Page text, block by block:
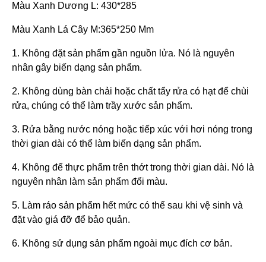
Màu Xanh Dương L: 430*285
Màu Xanh Lá Cây M:365*250 Mm
1. Không đặt sản phẩm gần nguồn lửa. Nó là nguyên
nhân gây biến dạng sản phẩm.
2. Không dùng bàn chải hoặc chất tẩy rửa có hạt để chùi
rửa, chúng có thể làm trầy xước sản phẩm.
3. Rửa bằng nước nóng hoặc tiếp xúc với hơi nóng trong
thời gian dài có thể làm biến dạng sản phẩm.
4. Không để thực phẩm trên thớt trong thời gian dài. Nó là
nguyên nhân làm sản phẩm đổi màu.
5. Làm ráo sản phẩm hết mức có thể sau khi vệ sinh và
đặt vào giá đỡ để bảo quản.
6. Không sử dụng sản phẩm ngoài mục đích cơ bản.